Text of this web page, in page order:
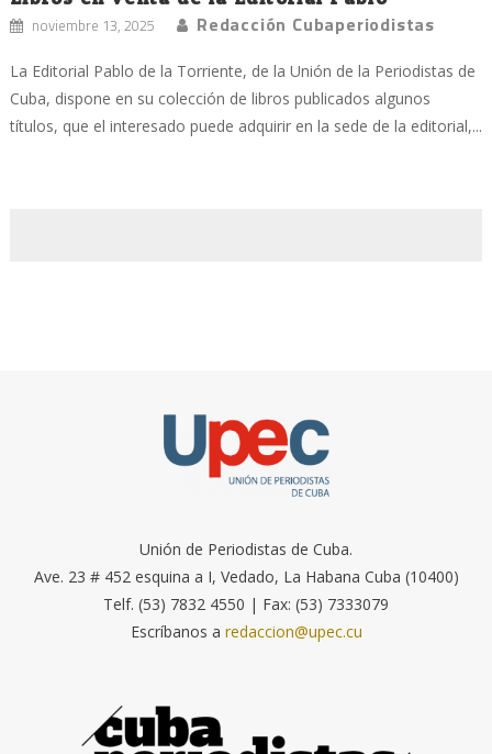
noviembre 13, 2025 Redacción Cubaperiodistas
La Editorial Pablo de la Torriente, de la Unión de la Periodistas de
Cuba, dispone en su colección de libros publicados algunos
títulos, que el interesado puede adquirir en la sede de la editorial,...
Unión de Periodistas de Cuba.
Ave. 23 # 452 esquina a I, Vedado, La Habana Cuba (10400)
Telf. (53) 7832 4550 | Fax: (53) 7333079
Escríbanos a redaccion@upec.cu